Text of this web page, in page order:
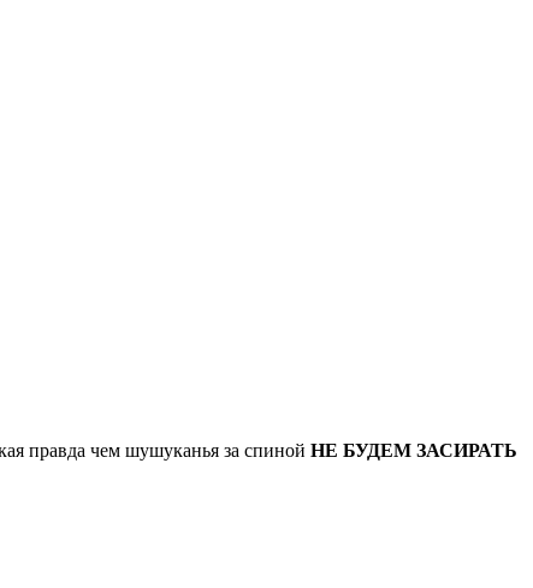
правда чем шушуканья за спиной НЕ БУДЕМ ЗАСИРАТЬ